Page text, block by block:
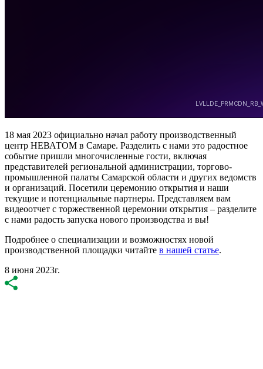
18 мая 2023 официально начал работу производственный
центр НЕВАТОМ в Самаре. Разделить с нами это радостное
событие пришли многочисленные гости, включая
представителей региональной администрации, торгово-
промышленной палаты Самарской области и других ведомств
и организаций. Посетили церемонию открытия и наши
текущие и потенциальные партнеры. Представляем вам
видеоотчет с торжественной церемонии открытия – разделите
с нами радость запуска нового производства и вы!
Подробнее о специализации и возможностях новой
производственной площадки читайте в нашей статье.
8 июня 2023г.